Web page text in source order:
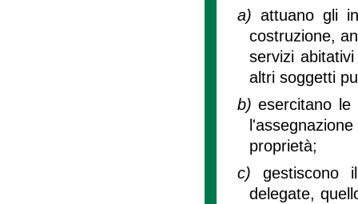
a) attuano gli
costruzione,
servizi
altri soggetti
b)esercitano le
proprietà;
c) gestiscono
delegate,